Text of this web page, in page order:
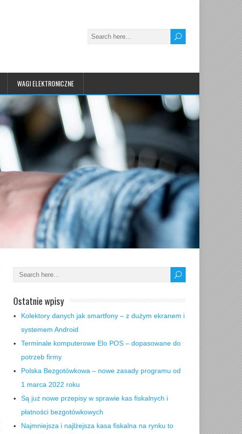
WAGI ELEKTRONICZNE
Ostatnie wpisy
Kolektory danych jak smartfony – z dużym ekranem i
systemem Android
Terminale komputerowe Elo POS – dopasowane do
potrzeb firmy
Polska Bezgotówkowa – nowe zasady programu od
1 marca 2022 roku
Są już nowe przepisy w sprawie kas fiskalnych i
płatności bezgotówkowych
Najmniejsza i najlżejsza kasa fiskalna na rynku to